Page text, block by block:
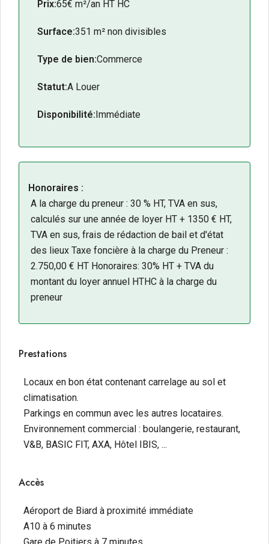
clientèle.
Les + du bien :
Localisation secteur aéroport de Poitiers.
directe depuis la voie.
351 m² de surface commerciale.
Disponibilité à convenir selon votre projet
d’implantation.
Adapté à diverses activités commerciales,
artisanales ou de services.
N’hésitez pas à contacter notre équipe pour tout
renseignement complémentaire ou pour organiser
une visite.
Prix:65€ m²/an HT HC
Surface:351 m² non divisibles
Type de bien:Commerce
Statut:A Louer
Disponibilité:Immédiate
Honoraires :
A la charge du preneur : 30 % HT, TVA en sus,
calculés sur une année de loyer HT + 1350 € HT,
TVA en sus, frais de rédaction de bail et d'état
des lieux Taxe foncière à la charge du Preneur :
2.750,00 € HT Honoraires: 30% HT + TVA du
montant du loyer annuel HTHC à la charge du
preneur
Prestations
Locaux en bon état contenant carrelage au sol et
climatisation.
Parkings en commun avec les autres locataires.
Environnement commercial : boulangerie, restaurant,
V&B, BASIC FIT, AXA, Hôtel IBIS, ...
Accès
Aéroport de Biard à proximité immédiate
A10 à 6 minutes